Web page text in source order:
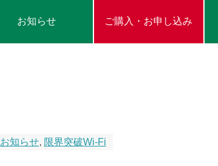
お知らせ ご購入・お申し込み
お知らせ, 限界突破Wi-Fi